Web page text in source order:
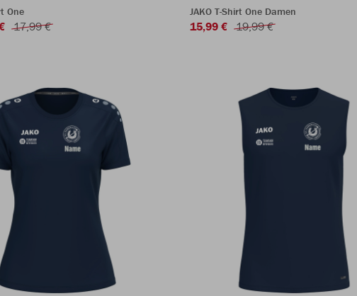
One
17,99 €
JAKO T-Shirt One Damen
15,99 € 19,99 €